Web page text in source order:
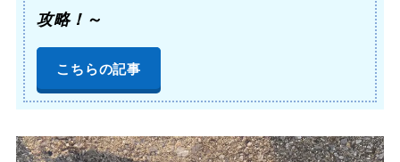
攻略！ ～
こちらの記事